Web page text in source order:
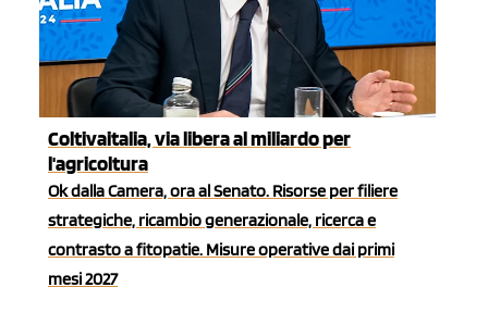
Coltivaitalia, via libera al miliardo per
l'agricoltura
Ok dalla Camera, ora al Senato. Risorse per filiere
strategiche, ricambio generazionale, ricerca e
contrasto a fitopatie. Misure operative dai primi
mesi 2027